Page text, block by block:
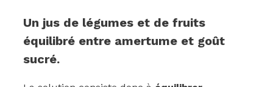
Un jus de légumes et de fruits
équilibré entre amertume et goût
sucré.